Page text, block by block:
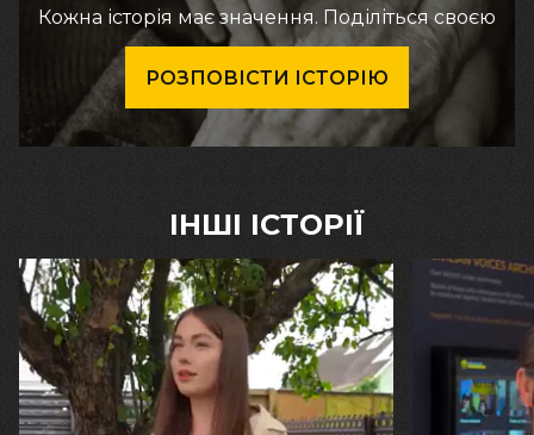
Кожна історія має значення. Поділіться своєю
РОЗПОВІСТИ ІСТОРІЮ
ІНШІ ІСТОРІЇ